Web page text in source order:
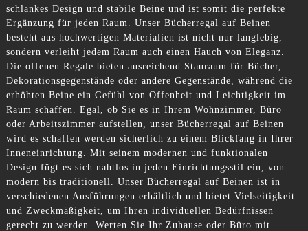
schlankes Design und stabile Beine und ist somit die perfekte
Ergänzung für jeden Raum. Unser Bücherregal auf Beinen
besteht aus hochwertigen Materialien ist nicht nur langlebig,
sondern verleiht jedem Raum auch einen Hauch von Eleganz.
Die offenen Regale bieten ausreichend Stauraum für Bücher,
Dekorationsgegenstände oder andere Gegenstände, während die
erhöhten Beine ein Gefühl von Offenheit und Leichtigkeit im
Raum schaffen. Egal, ob Sie es in Ihrem Wohnzimmer, Büro
oder Arbeitszimmer aufstellen, unser Bücherregal auf Beinen
wird es schaffen werden sicherlich zu einem Blickfang in Ihrer
Inneneinrichtung. Mit seinem modernen und funktionalen
Design fügt es sich nahtlos in jeden Einrichtungsstil ein, von
modern bis traditionell. Unser Bücherregal auf Beinen ist in
verschiedenen Ausführungen erhältlich und bietet Vielseitigkeit
und Zweckmäßigkeit, um Ihren individuellen Bedürfnissen
gerecht zu werden. Werten Sie Ihr Zuhause oder Büro mit